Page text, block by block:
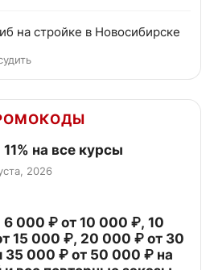
на стройке в Новосибирске
на все курсы
2026
6 000 ₽ от 10 000 ₽, 10
15 000 ₽, 20 000 ₽ от 30
35 000 ₽ от 50 000 ₽ на